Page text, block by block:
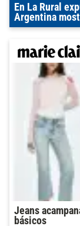
En La Rural
Argentina
Jeans
básicos